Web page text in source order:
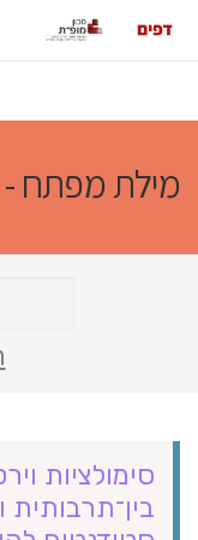
מילת מפתח -
סימולציות